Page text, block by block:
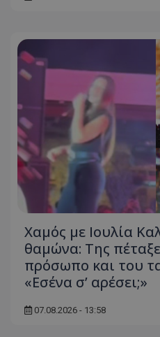
Χαμός με Ιουλία
θαμώνα: Της
πρόσωπο και του
«Εσένα σ’ αρέσει;»
07.08.2026 - 13:58